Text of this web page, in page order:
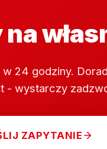
w 24 godziny.
- wystarczy
ZAPYTANIE